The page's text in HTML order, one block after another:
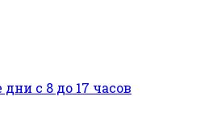
дни с 8 до 17 часов